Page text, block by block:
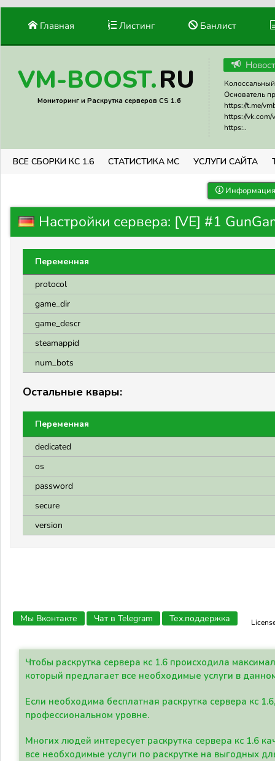
Главная Листинг Банлист
VM-BOOST.RU
Мониторинг и Раскрутка серверов CS 1.6
Основатель
https://t.me/
https://vk.com/
https:..
ВСЕ СБОРКИ КС 1.6 СТАТИСТИКА МС УСЛУГИ САЙТА
Настройки сервера: [VE] #1
Переменная
protocol
game_dir
game_descr
steamappid
num_bots
Остальные квары:
Переменная
dedicated
os
password
secure
version
Мы Вконтакте Чат в Telegram Тех.поддержка
Чтобы раскрутка сервера кс 1.6 происходила
который предлагает все необходимые услуги в
Если необходима бесплатная раскрутка сервера кс
профессиональном уровне.
Многих людей интересует раскрутка сервера кс 1.6
все необходимые услуги по раскрутке на выгодных